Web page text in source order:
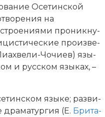
Осетинской
на
про­ник­ну­
про­из­ве­
Чо­чи­ев) язы­
и русском язы­ках, –
языке; раз­ви­
дра­ма­тур­гия (Е. Бри­та­